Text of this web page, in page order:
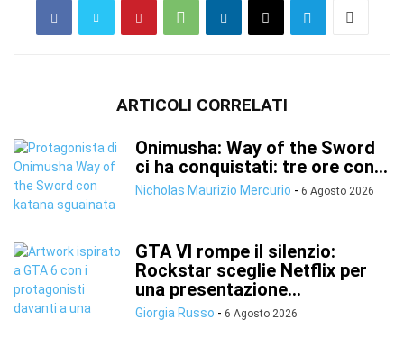
ARTICOLI CORRELATI
Onimusha: Way of the Sword
ci ha conquistati: tre ore con...
Nicholas Maurizio Mercurio - 6 Agosto 2026
GTA VI rompe il silenzio:
Rockstar sceglie Netflix per
una presentazione...
Giorgia Russo - 6 Agosto 2026